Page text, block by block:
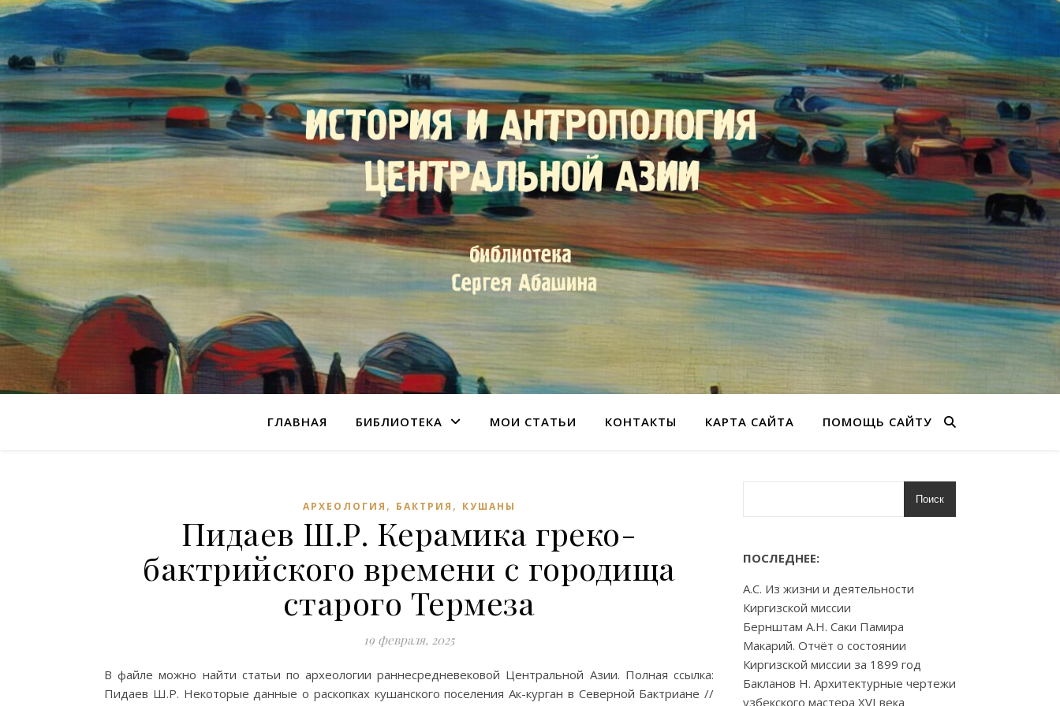
ГЛАВНАЯ БИБЛИОТЕКА МОИ СТАТЬИ КОНТАКТЫ КАРТА САЙТА ПОМОЩЬ САЙТУ
АРХЕОЛОГИЯ , БАКТРИЯ , КУШАНЫ
Пидаев Ш.Р. Керамика греко-
бактрийского времени с городища
старого Термеза
19 февраля, 2025
В файле можно найти статьи по археологии раннесредневековой Центральной Азии. Полная ссылка:
Пидаев Ш.Р. Некоторые данные о раскопках кушанского поселения Ак-курган в Северной Бактриане //
Поиск
ПОСЛЕДНЕЕ:
А.С. Из жизни и деятельности
Киргизской миссии
Бернштам А.Н. Саки Памира
Макарий. Отчёт о состоянии
Киргизской миссии за 1899 год
Бакланов Н. Архитектурные чертежи
узбекского мастера XVI века